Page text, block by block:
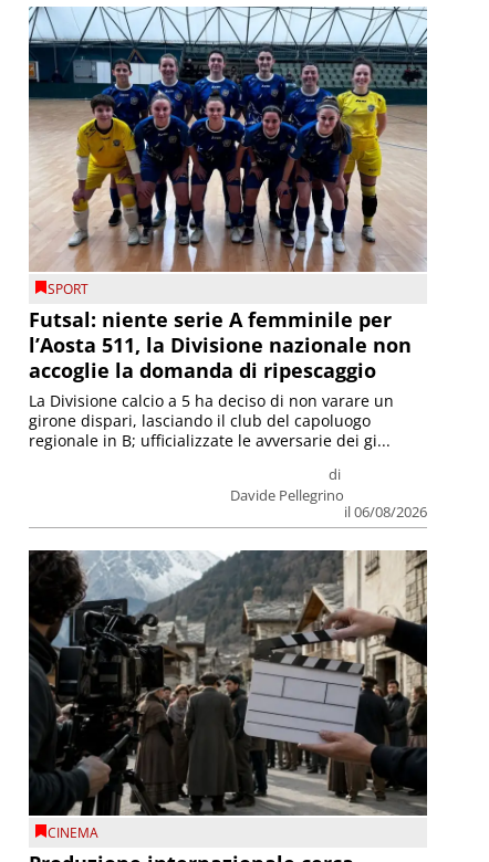
SPORT
Futsal: niente serie A femminile per
l’Aosta 511, la Divisione nazionale non
accoglie la domanda di ripescaggio
di
Davide Pellegrino
il 06/08/2026
La Divisione calcio a 5 ha deciso di non varare un
girone dispari, lasciando il club del capoluogo
regionale in B; ufficializzate le avversarie dei gi...
CINEMA